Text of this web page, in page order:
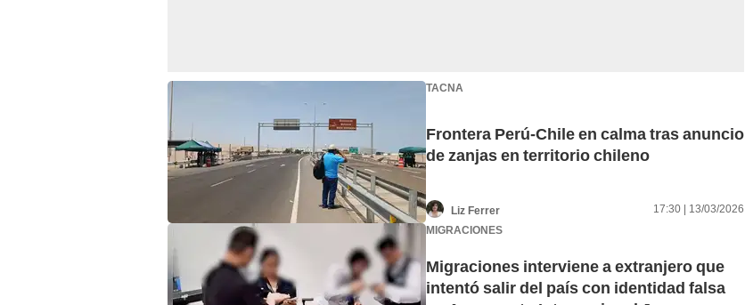
TACNA
Frontera Perú-Chile en calma tras anuncio
de zanjas en territorio chileno
Liz Ferrer
17:30 | 13/03/2026
MIGRACIONES
Migraciones interviene a extranjero que
intentó salir del país con identidad falsa